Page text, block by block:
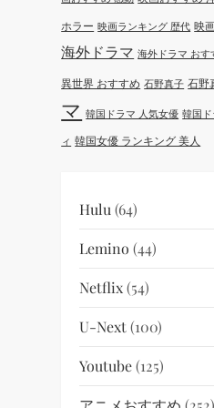
ホラー 映画ランキング 歴代 映
海外ドラマ 海外ドラマ お
異世界 おすすめ 石野真子 石野
マ 韓国ドラマ 人気女優 韓国
ィ 韓国女優 ランキング 美人
Hulu (64)
Lemino (44)
Netflix(54)
U-Next(100)
Youtube(125)